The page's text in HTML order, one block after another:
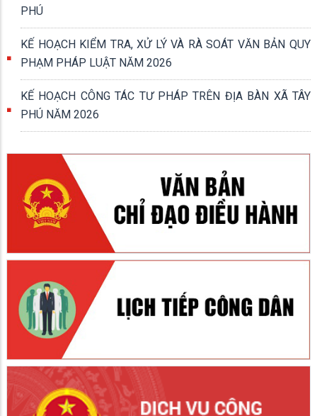
PHÚ
KẾ HOẠCH KIỂM TRA, XỬ LÝ VÀ RÀ SOÁT VĂN BẢN QUY
PHẠM PHÁP LUẬT NĂM 2026
KẾ HOẠCH CÔNG TÁC TƯ PHÁP TRÊN ĐỊA BÀN XÃ TÂY
PHÚ NĂM 2026